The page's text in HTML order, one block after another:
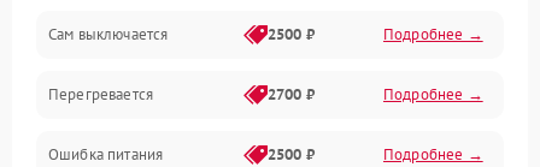
Сам выключается 2500 ₽ Подробнее →
Перегревается 2700 ₽ Подробнее →
Ошибка питания 2500 ₽ Подробнее →